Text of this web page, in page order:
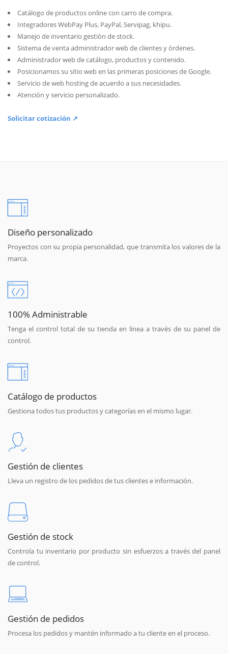
Catálogo de productos online con carro de compra.
Integradores WebPay Plus, PayPal, Servipag, khipu.
Manejo de inventario gestión de stock.
Sistema de venta administrador web de clientes y órdenes.
Administrador web de catálogo, productos y contenido.
Posicionamos su sitio web en las primeras posiciones de Google.
Servicio de web hosting de acuerdo a sus necesidades.
Atención y servicio personalizado.
Solicitar cotización ↗
Diseño personalizado
Proyectos con su propia personalidad, que transmita los valores de la
marca.
100% Administrable
Tenga el control total de su tienda en línea a través de su panel de
control.
Catálogo de productos
Gestiona todos tus productos y categorías en el mismo lugar.
Gestión de clientes
Lleva un registro de los pedidos de tus clientes e información.
Gestión de stock
Controla tu inventario por producto sin esfuerzos a través del panel
de control.
Gestión de pedidos
Procesa los pedidos y mantén informado a tu cliente en el proceso.